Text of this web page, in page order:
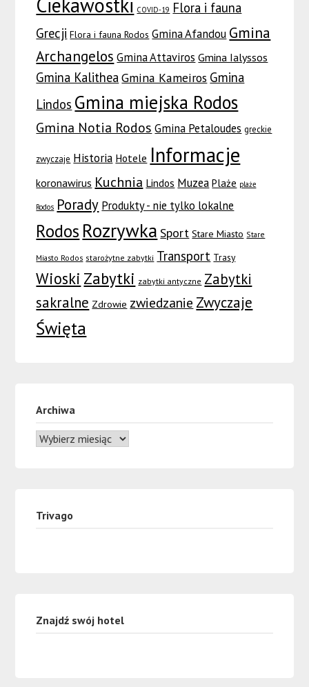
Ciekawostki COVID-19 Flora i fauna
Grecji Flora i fauna Rodos Gmina Afandou Gmina
Archangelos Gmina Attaviros Gmina Ialyssos
Gmina KalitheaGmina Kameiros Gmina
Lindos Gmina miejska Rodos
Gmina Notia Rodos Gmina Petaloudes greckie
zwyczaje Historia Hotele Informacje
koronawirus Kuchnia Lindos Muzea Plaże plaże
Rodos Porady Produkty - nie tylko lokalne
Rodos Rozrywka Sport Stare Miasto Stare
Miasto Rodos starożytne zabytki Transport Trasy
Wioski Zabytki zabytki antyczne Zabytki
sakralne Zdrowie zwiedzanie Zwyczaje
Święta
Archiwa
Trivago
Znajdź swój hotel